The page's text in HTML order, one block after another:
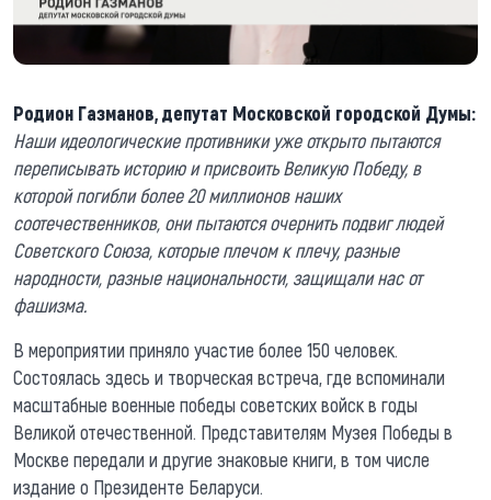
Родион Газманов, депутат Московской городской Думы:
Наши идеологические противники уже открыто пытаются
переписывать историю и присвоить Великую Победу, в
которой погибли более 20 миллионов наших
соотечественников, они пытаются очернить подвиг людей
Советского Союза, которые плечом к плечу, разные
народности, разные национальности, защищали нас от
фашизма.
В мероприятии приняло участие более 150 человек.
Состоялась здесь и творческая встреча, где вспоминали
масштабные военные победы советских войск в годы
Великой отечественной. Представителям Музея Победы в
Москве передали и другие знаковые книги, в том числе
издание о Президенте Беларуси.